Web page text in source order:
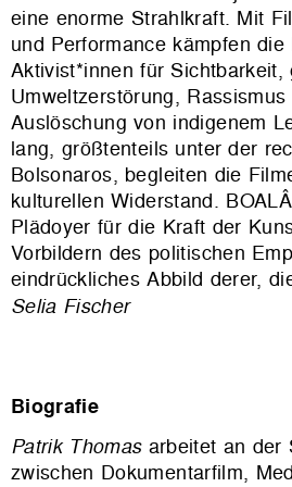
eine enorme Strahlkraft. Mit
und Performance kämpfen
Aktivist*innen für Sichtbarkeit,
Umweltzerstörung,
Auslöschung von indigenem
lang, größtenteils unter der
Bolsonaros, begleiten die
kulturellen Widerstand.
Plädoyer für die Kraft der
Vorbildern des politischen
eindrückliches Abbild derer,
Selia Fischer
Biografie
Patrik Thomas arbeitet an der
zwischen Dokumentarfilm,